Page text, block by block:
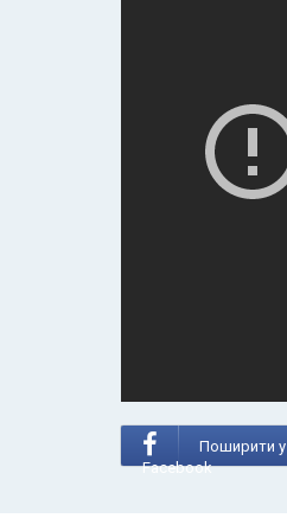
Поширити у
Facebook